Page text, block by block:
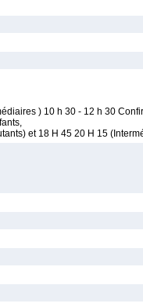
) 10 h 30 - 12 h 30
et 18 H 45 20 H 15